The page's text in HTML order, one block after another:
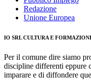
Redazione
Unione Europea
IO SRL CULTURA E
Per il comune dire siamo
discipline differenti eppure
imparare e di diffondere